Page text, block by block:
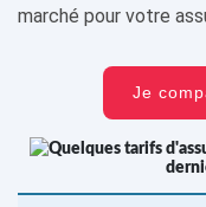
marché pour votre
Je